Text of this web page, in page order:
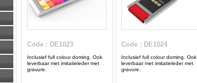
Code : DE1023
Inclusief full colour doming. Ook
leverbaar met imitatieleder met
gravure.
Code : DE1024
Inclusief full colour doming. Ook
leverbaar met imitatieleder met
gravure.